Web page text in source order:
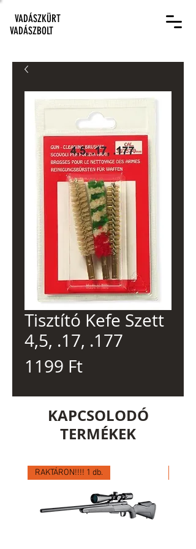
VADÁSZKÜRT
VADÁSZBOLT
Tisztító Kefe Szett
4,5, .17, .177
1199 FtÁr
KAPCSOLODÓ
TERMÉKEK
RAKTÁRON!!!! 1 db.